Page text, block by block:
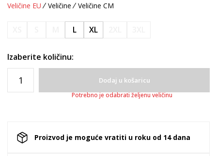
Veličine EU Veličine Veličine CM
L XL
Izaberite količinu:
Dodaj u košaricu
Potrebno je odabrati željenu veličinu
Proizvod je moguće vratiti u roku od 14 dana